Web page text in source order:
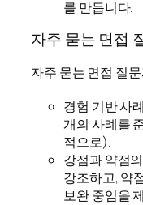
를 만듭니다.
자주 묻는 면접
자주 묻는 면접 질
경험 기반 사
개의 사례를
적으로).
강점과 약점
강조하고, 약
보완 중임을